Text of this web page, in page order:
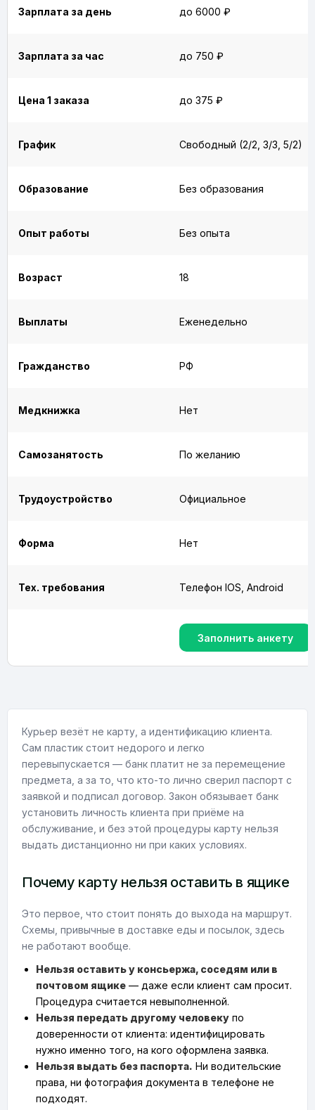
Зарплата за день до 6000 ₽
Зарплата за час до 750 ₽
Цена 1 заказа до 375 ₽
График Свободный (2/2, 3/3, 5/2)
Образование Без образования
Опыт работы Без опыта
Возраст 18
Выплаты Еженедельно
Гражданство РФ
Медкнижка Нет
Самозанятость По желанию
Трудоустройство Официальное
Форма Нет
Тех. требования Телефон IOS, Android
Заполнить анкету
Курьер везёт не карту, а идентификацию клиента.
Сам пластик стоит недорого и легко
перевыпускается — банк платит не за перемещение
предмета, а за то, что кто-то лично сверил паспорт с
заявкой и подписал договор. Закон обязывает банк
установить личность клиента при приёме на
обслуживание, и без этой процедуры карту нельзя
выдать дистанционно ни при каких условиях.
Почему карту нельзя оставить в ящике
Это первое, что стоит понять до выхода на маршрут.
Схемы, привычные в доставке еды и посылок, здесь
не работают вообще.
Нельзя оставить у консьержа, соседям или в
почтовом ящике — даже если клиент сам просит.
Процедура считается невыполненной.
Нельзя передать другому человеку по
доверенности от клиента: идентифицировать
нужно именно того, на кого оформлена заявка.
Нельзя выдать без паспорта. Ни водительские
права, ни фотография документа в телефоне не
подходят.